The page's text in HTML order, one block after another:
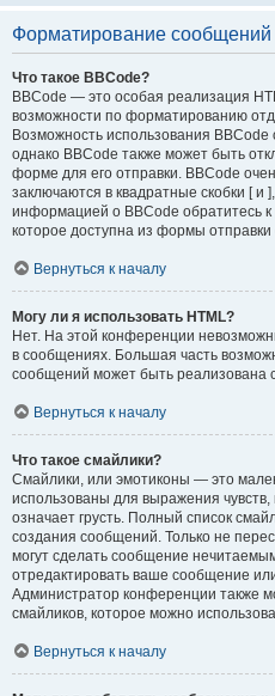
Форматирование
Что такое BBCode?
BBCode — это особая реализация
возможности по форматированию
Возможность использования
однако BBCode также может быть
форме для его отправки. BBCode
заключаются в квадратные скобки [ и
информацией о BBCode обратитесь к
которое доступна из формы
Вернуться к началу
Могу ли я использовать HTML?
Нет. На этой конференции
в сообщениях. Большая часть
сообщений может быть реализована
Вернуться к началу
Что такое смайлики?
Смайлики, или эмотиконы — это
использованы для выражения
означает грусть. Полный список
создания сообщений. Только не
могут сделать сообщение
отредактировать ваше сообщение
Администратор конференции также
смайликов, которое можно
Вернуться к началу